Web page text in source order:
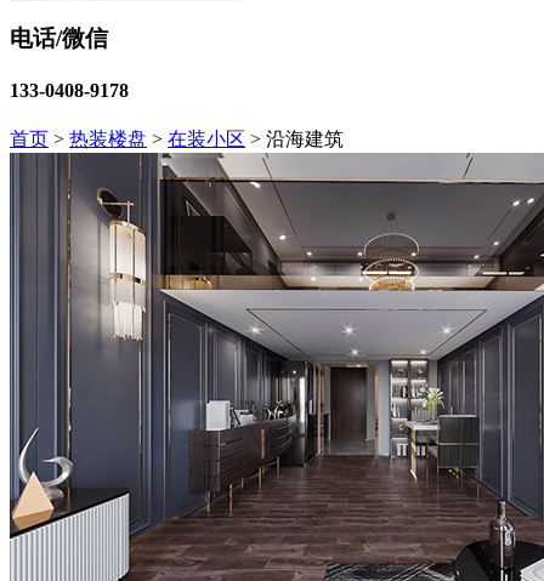
电话/微信
133-0408-9178
首页 > 热装楼盘 > 在装小区 > 沿海建筑